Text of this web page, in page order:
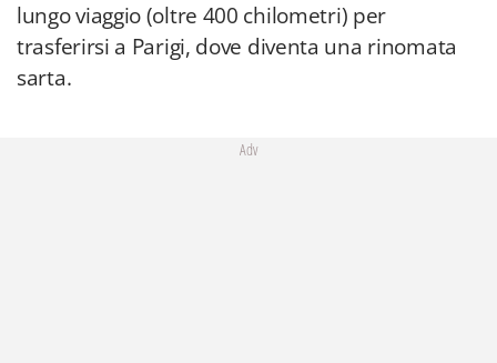
lungo viaggio (oltre 400 chilometri) per
trasferirsi a Parigi, dove diventa una rinomata
sarta.
Adv